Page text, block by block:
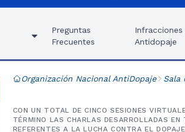
Preguntas
Frecuentes
Antidopaje
Organización Nacional AntiDopaje Sala
CON UN TOTAL DE CINCO SESIONES
TÉRMINO LAS CHARLAS DESARROLLADAS
REFERENTES A LA LUCHA CONTRA EL